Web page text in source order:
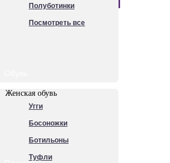
Полуботинки
Посмотреть все
Женская обувь
Угги
Босоножки
Ботильоны
Туфли